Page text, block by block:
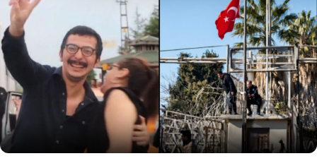
Nusaybin’de şanlı bayrağımızı indirip
yerlerde tekmeleyen PKK sempatizanı
tahliye edildi. Çıkar çıkmaz zafer işareti
yaptı, vatandaşlar büyük öfke gösterdi.